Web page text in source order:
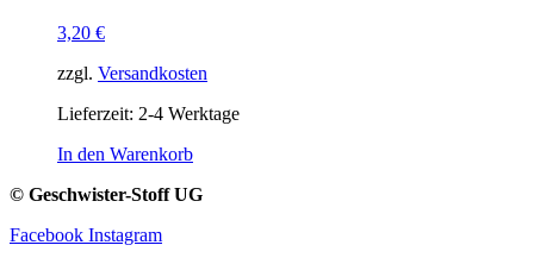
3,20 €
zzgl. Versandkosten
Lieferzeit: 2-4 Werktage
In den Warenkorb
© Geschwister-Stoff UG
Facebook Instagram